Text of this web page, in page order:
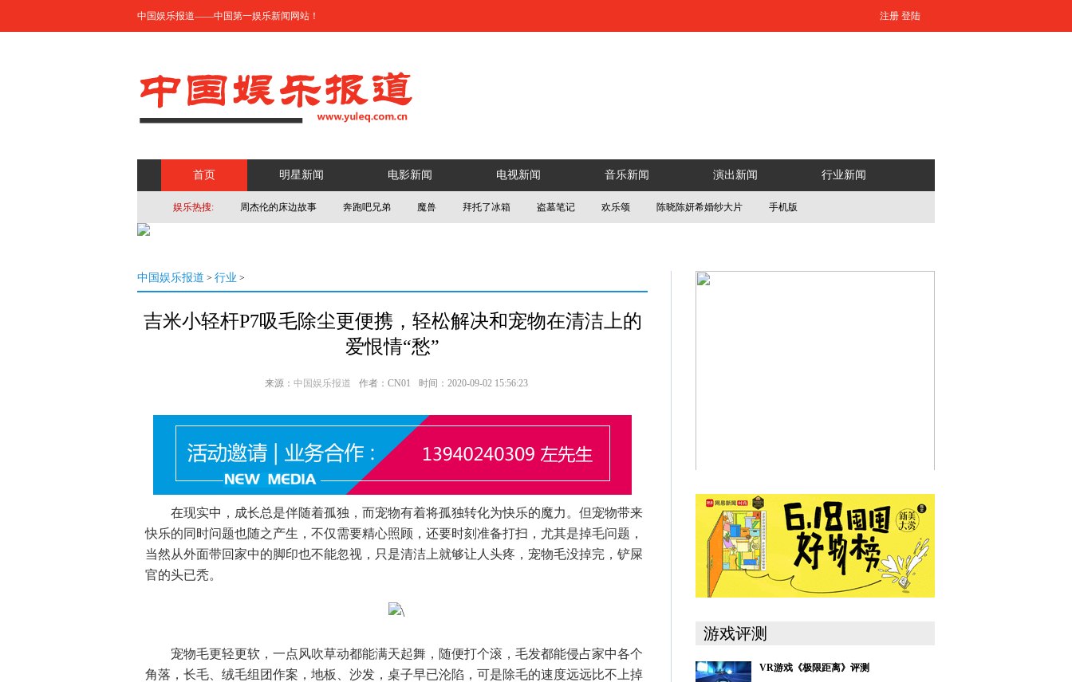
中国娱乐报道——中国第一娱乐新闻网站！ 注册 登陆
首页 明星新闻 电影新闻 电视新闻 音乐新闻 演出新闻 行业新闻
娱乐热搜: 周杰伦的床边故事 奔跑吧兄弟 魔兽 拜托了冰箱 盗墓笔记 欢乐颂 陈晓陈妍希婚纱大片 手机版
中国娱乐报道 > 行业 >
吉米小轻杆P7吸毛除尘更便携，轻松解决和宠物在清洁上的
爱恨情“愁”
来源： 中国娱乐报道 作者：CN01 时间：2020-09-02 15:56:23
在现实中，成长总是伴随着孤独，而宠物有着将孤独转化为快乐的魔力。但宠物带来
快乐的同时问题也随之产生，不仅需要精心照顾，还要时刻准备打扫，尤其是掉毛问题，
当然从外面带回家中的脚印也不能忽视，只是清洁上就够让人头疼，宠物毛没掉完，铲屎
官的头已秃。
宠物毛更轻更软，一点风吹草动都能满天起舞，随便打个滚，毛发都能侵占家中各个
角落，长毛、绒毛组团作案，地板、沙发，桌子早已沦陷，可是除毛的速度远远比不上掉